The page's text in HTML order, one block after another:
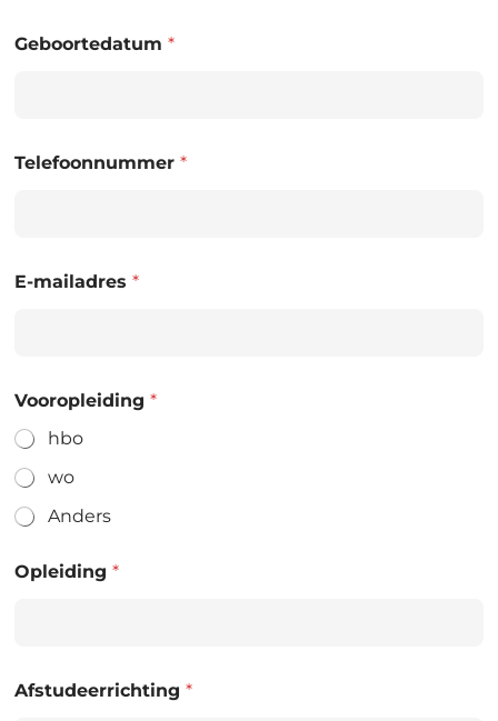
Geboortedatum *
Telefoonnummer *
E-mailadres *
Vooropleiding *
hbo
wo
Anders
Opleiding *
Afstudeerrichting *